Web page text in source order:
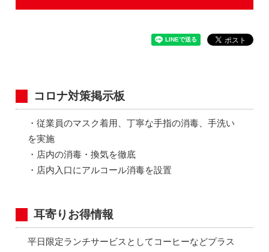
コロナ対策掲示板
・従業員のマスク着用、丁寧な手指の消毒、手洗い
を実施
・店内の消毒・換気を徹底
・店内入口にアルコール消毒を設置
耳寄りお得情報
平日限定ランチサービスとしてコーヒーなどプラス